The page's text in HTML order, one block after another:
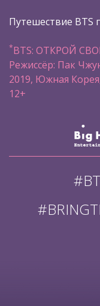
Путешествие BTS
*BTS: ОТКРОЙ
Режиссёр: Пак
2019, Южная
12+